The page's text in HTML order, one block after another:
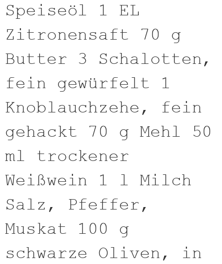
Speiseöl 1 EL
Zitronensaft 70 g
Butter 3 Schalotten,
fein gewürfelt 1
Knoblauchzehe, fein
gehackt 70 g Mehl 50
ml trockener
Weißwein 1 l Milch
Salz, Pfeffer,
Muskat 100 g
schwarze Oliven, in